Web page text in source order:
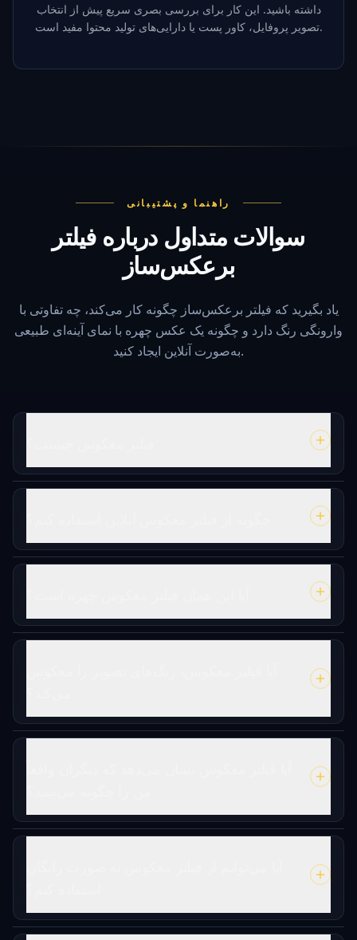
داشته باشید. این کار برای بررسی بصری سریع پیش از انتخاب
تصویر پروفایل، کاور پست یا دارایی‌های تولید محتوا مفید است.
راهنما و پشتیبانی
سوالات متداول درباره فیلتر
برعکس‌ساز
یاد بگیرید که فیلتر برعکس‌ساز چگونه کار می‌کند، چه تفاوتی با
وارونگی رنگ دارد و چگونه یک عکس چهره با نمای آینه‌ای طبیعی
به‌صورت آنلاین ایجاد کنید.